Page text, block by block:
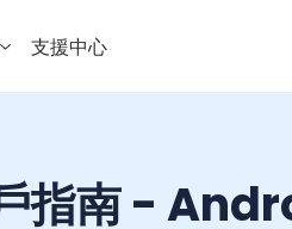
支援中心
指南 -